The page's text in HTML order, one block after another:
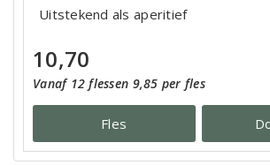
Uitstekend als aperitief
10,70
Vanaf 12 flessen 9,85 per fles
Fles